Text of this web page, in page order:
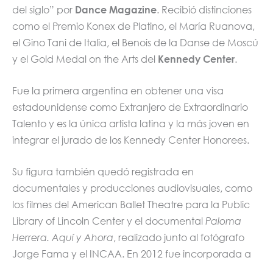
del siglo” por Dance Magazine. Recibió distinciones
como el Premio Konex de Platino, el María Ruanova,
el Gino Tani de Italia, el Benois de la Danse de Moscú
y el Gold Medal on the Arts del Kennedy Center.
Fue la primera argentina en obtener una visa
estadounidense como Extranjero de Extraordinario
Talento y es la única artista latina y la más joven en
integrar el jurado de los Kennedy Center Honorees.
Su figura también quedó registrada en
documentales y producciones audiovisuales, como
los filmes del American Ballet Theatre para la Public
Library of Lincoln Center y el documental Paloma
Herrera. Aquí y Ahora, realizado junto al fotógrafo
Jorge Fama y el INCAA. En 2012 fue incorporada a